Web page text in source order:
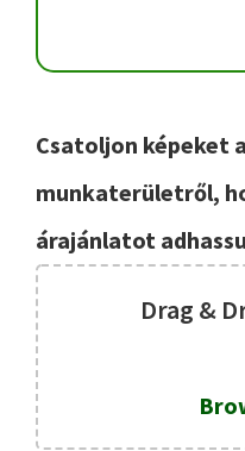
Csatoljon képeket
munkaterületről,
árajánlatot
Drag &